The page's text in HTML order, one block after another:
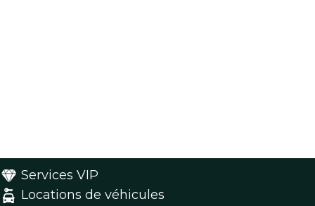
Services VIP
Locations de véhicules